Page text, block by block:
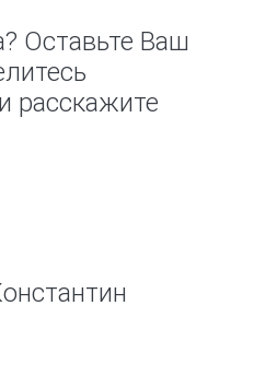
Оставьте Ваш
расскажите